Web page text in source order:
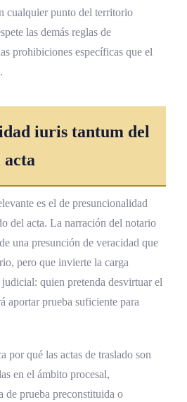
cualquier punto del territorio
las demás reglas de
prohibiciones específicas que el
iuris tantum del
acta
es el de presuncionalidad
del acta. La narración del notario
una presunción de veracidad que
pero que invierte la carga
quien pretenda desvirtuar el
aportar prueba suficiente para
por qué las actas de traslado son
en el ámbito procesal,
de prueba preconstituida o